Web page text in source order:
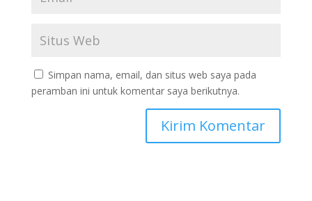
Simpan nama, email, dan situs web saya pada
peramban ini untuk komentar saya berikutnya.